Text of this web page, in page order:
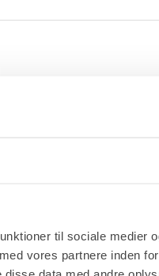
til sociale medier
vores partnere inden